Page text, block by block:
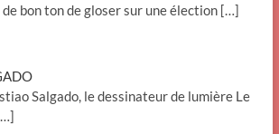
bon ton de gloser sur une élection […]
Salgado, le dessinateur de lumière Le